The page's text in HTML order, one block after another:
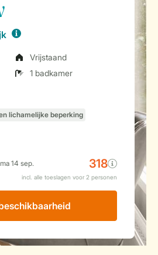
Vrijstaand
1 badkamer